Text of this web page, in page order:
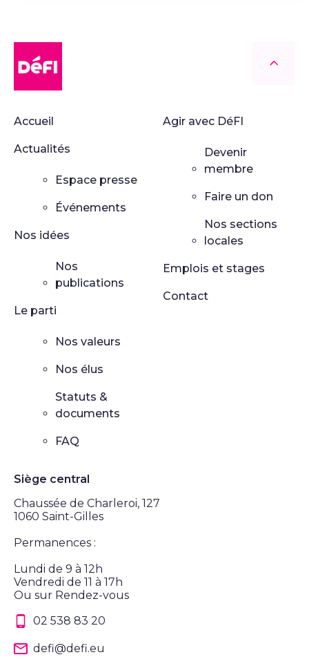
Accueil
Actualités
Espace presse
Événements
Nos idées
Nos
publications
Le parti
Nos valeurs
Nos élus
Statuts &
documents
FAQ
Agir avec DéFI
Devenir
membre
Faire un don
Nos sections
locales
Emplois et stages
Contact
Siège central
Chaussée de Charleroi, 127
1060 Saint-Gilles
Permanences :
Lundi de 9 à 12h
Vendredi de 11 à 17h
Ou sur Rendez-vous
02 538 83 20
defi@defi.eu